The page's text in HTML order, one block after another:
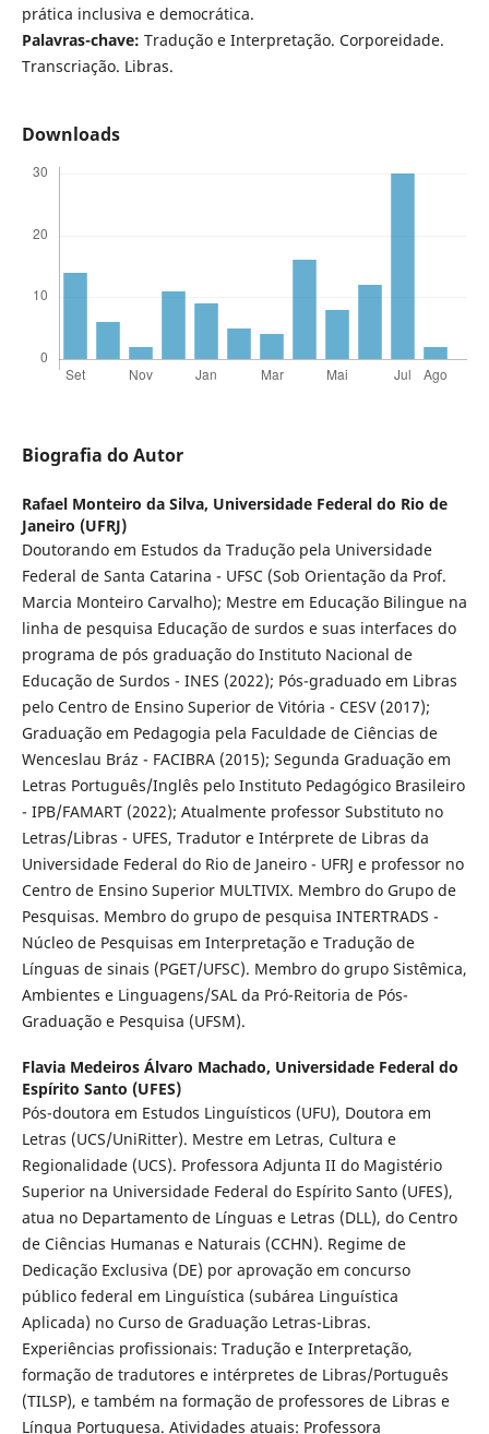
prática inclusiva e democrática.
Palavras-chave: Tradução e Interpretação. Corporeidade.
Transcriação. Libras.
Downloads
Biografia do Autor
Rafael Monteiro da Silva, Universidade Federal do Rio de
Janeiro (UFRJ)
Doutorando em Estudos da Tradução pela Universidade
Federal de Santa Catarina - UFSC (Sob Orientação da Prof.
Marcia Monteiro Carvalho); Mestre em Educação Bilingue na
linha de pesquisa Educação de surdos e suas interfaces do
programa de pós graduação do Instituto Nacional de
Educação de Surdos - INES (2022); Pós-graduado em Libras
pelo Centro de Ensino Superior de Vitória - CESV (2017);
Graduação em Pedagogia pela Faculdade de Ciências de
Wenceslau Bráz - FACIBRA (2015); Segunda Graduação em
Letras Português/Inglês pelo Instituto Pedagógico Brasileiro
- IPB/FAMART (2022); Atualmente professor Substituto no
Letras/Libras - UFES, Tradutor e Intérprete de Libras da
Universidade Federal do Rio de Janeiro - UFRJ e professor no
Centro de Ensino Superior MULTIVIX. Membro do Grupo de
Pesquisas. Membro do grupo de pesquisa INTERTRADS -
Núcleo de Pesquisas em Interpretação e Tradução de
Línguas de sinais (PGET/UFSC). Membro do grupo Sistêmica,
Ambientes e Linguagens/SAL da Pró-Reitoria de Pós-
Graduação e Pesquisa (UFSM).
Flavia Medeiros Álvaro Machado, Universidade Federal do
Espírito Santo (UFES)
Pós-doutora em Estudos Linguísticos (UFU), Doutora em
Letras (UCS/UniRitter). Mestre em Letras, Cultura e
Regionalidade (UCS). Professora Adjunta II do Magistério
Superior na Universidade Federal do Espírito Santo (UFES),
atua no Departamento de Línguas e Letras (DLL), do Centro
de Ciências Humanas e Naturais (CCHN). Regime de
Dedicação Exclusiva (DE) por aprovação em concurso
público federal em Linguística (subárea Linguística
Aplicada) no Curso de Graduação Letras-Libras.
Experiências profissionais: Tradução e Interpretação,
formação de tradutores e intérpretes de Libras/Português
(TILSP), e também na formação de professores de Libras e
Língua Portuguesa. Atividades atuais: Professora